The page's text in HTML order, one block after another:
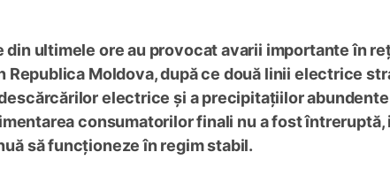
ultimele ore au provocat avarii importante în
Moldova, după ce două linii electrice
electrice și a precipitațiilor
consumatorilor finali nu a fost întreruptă,
să funcționeze în regim stabil.